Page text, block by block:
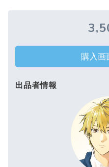
購入画
出品者情報